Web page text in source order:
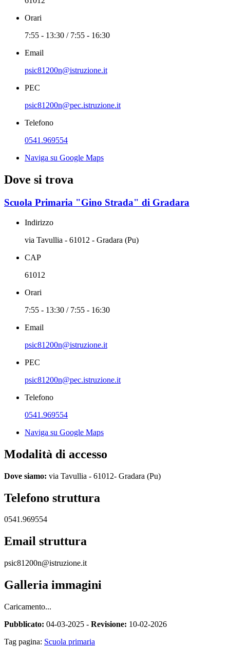
Orari
7:55 - 13:30 / 7:55 - 16:30
Email
psic81200n@istruzione.it
PEC
psic81200n@pec.istruzione.it
Telefono
0541.969554
Naviga su Google Maps
Dove si trova
Scuola Primaria "Gino Strada" di Gradara
Indirizzo
via Tavullia - 61012 - Gradara (Pu)
CAP
61012
Orari
7:55 - 13:30 / 7:55 - 16:30
Email
psic81200n@istruzione.it
PEC
psic81200n@pec.istruzione.it
Telefono
0541.969554
Naviga su Google Maps
Modalità di accesso
Dove siamo: via Tavullia - 61012- Gradara (Pu)
Telefono struttura
0541.969554
Email struttura
psic81200n@istruzione.it
Galleria immagini
Caricamento...
Pubblicato: 04-03-2025 - Revisione: 10-02-2026
Tag pagina: Scuola primaria